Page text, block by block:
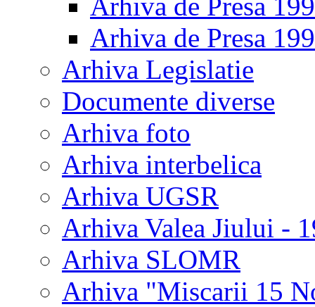
Arhiva de Presa
Arhiva Legislatie
Documente diverse
Arhiva foto
Arhiva interbelica
Arhiva UGSR
Arhiva Valea Jiului -
Arhiva SLOMR
Arhiva "Miscarii 15